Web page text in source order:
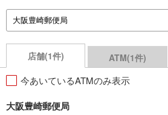
店舗(1件) ATM(1件)
今あいているATMのみ表示
大阪豊崎郵便局